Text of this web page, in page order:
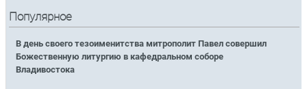
Популярное
В день своего тезоименитства митрополит Павел совершил
Божественную литургию в кафедральном соборе
Владивостока